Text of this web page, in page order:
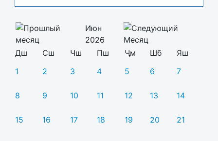
Июн
2026
Дш
Сш Чш Пш Ҷм Шб
Яш
1
2 3 4 5 6 7
8 9 10 11 12 13 14
15 16 17 18 19 20 21